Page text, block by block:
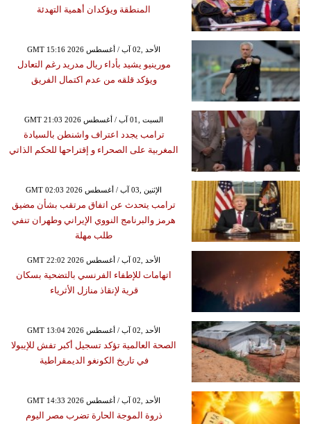
المنطقة ويؤكدان أهمية التهدئة
GMT 15:16 2026 الأحد ,02 آب / أغسطس
مورينيو يشيد بأداء ريال مدريد رغم التعادل
ويؤكد قلقه من عدم اكتمال الفريق
GMT 21:03 2026 السبت ,01 آب / أغسطس
ترامب يجدد اعتراف واشنطن بالسيادة
المغربية على الصحراء و إقتراحها للحكم الذاتي
GMT 02:03 2026 الإثنين ,03 آب / أغسطس
ترامب يتحدث عن اتفاق مرتقب بشأن مضيق
هرمز والبرنامج النووي الإيراني وطهران تنفي
طلب مهلة
GMT 22:02 2026 الأحد ,02 آب / أغسطس
اتهامات للإطفاء الفرنسي بالتضحية بسكان
قرية لإنقاذ منازل الأثرياء
GMT 13:04 2026 الأحد ,02 آب / أغسطس
الصحة العالمية تؤكد تسجيل أكبر تفش للإيبولا
في تاريخ الكونغو الديمقراطية
GMT 14:33 2026 الأحد ,02 آب / أغسطس
ذروة الموجة الحارة تضرب مصر اليوم